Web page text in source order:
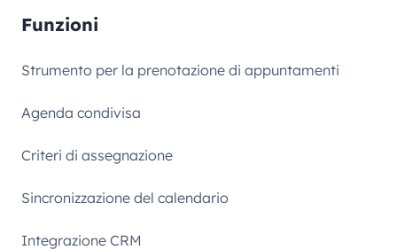
Funzioni
Strumento per la prenotazione di appuntamenti
Agenda condivisa
Criteri di assegnazione
Sincronizzazione del calendario
Integrazione CRM